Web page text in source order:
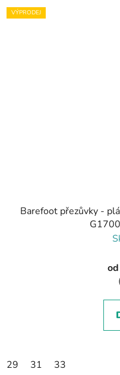
VÝPRODEJ
Barefoot přezůvky -
od
29 31 33